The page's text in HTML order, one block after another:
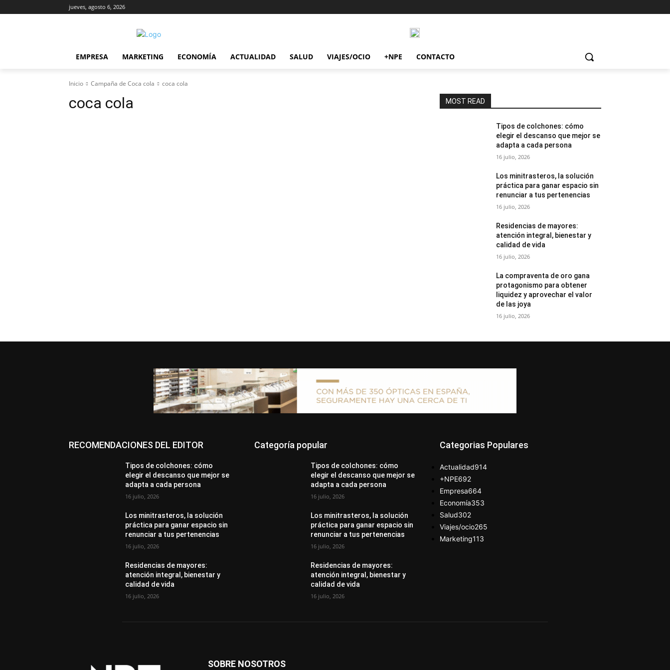
jueves, agosto 6, 2026
EMPRESA MARKETING ECONOMÍA ACTUALIDAD SALUD VIAJES/OCIO +NPE CONTACTO
Inicio Campaña de Coca cola coca cola
coca cola MOST READ
Tipos de colchones: cómo
elegir el descanso que mejor se
adapta a cada persona
16 julio, 2026
Los minitrasteros, la solución
práctica para ganar espacio sin
renunciar a tus pertenencias
16 julio, 2026
Residencias de mayores:
atención integral, bienestar y
calidad de vida
16 julio, 2026
La compraventa de oro gana
protagonismo para obtener
liquidez y aprovechar el valor
de las joya
16 julio, 2026
RECOMENDACIONES DEL EDITOR
Tipos de colchones: cómo
elegir el descanso que mejor se
adapta a cada persona
16 julio, 2026
Los minitrasteros, la solución
práctica para ganar espacio sin
renunciar a tus pertenencias
16 julio, 2026
Residencias de mayores:
atención integral, bienestar y
calidad de vida
16 julio, 2026
Categoría popular
Tipos de colchones: cómo
elegir el descanso que mejor se
adapta a cada persona
16 julio, 2026
Los minitrasteros, la solución
práctica para ganar espacio sin
renunciar a tus pertenencias
16 julio, 2026
Residencias de mayores:
atención integral, bienestar y
calidad de vida
16 julio, 2026
Categorias Populares
Actualidad914
+NPE692
Empresa664
Economía353
Salud302
Viajes/ocio265
Marketing113
SOBRE NOSOTROS